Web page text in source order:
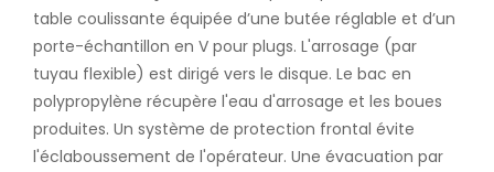
table coulissante équipée d’une butée réglable et d’un
porte-échantillon en V pour plugs. L'arrosage (par
tuyau flexible) est dirigé vers le disque. Le bac en
polypropylène récupère l'eau d'arrosage et les boues
produites. Un système de protection frontal évite
l'éclaboussement de l'opérateur. Une évacuation par